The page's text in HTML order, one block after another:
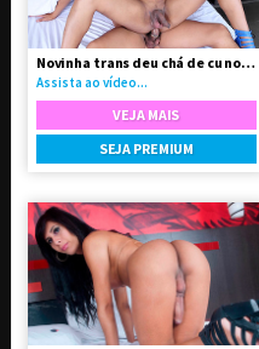
Novinha trans deu chá de cu no seu namorado
Assista ao vídeo...
VEJA MAIS
SEJA PREMIUM